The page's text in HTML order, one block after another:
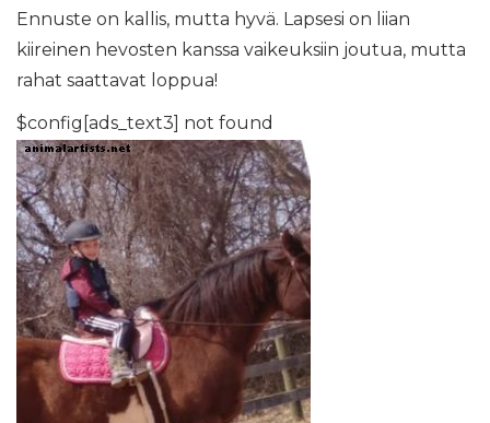
Ennuste on kallis, mutta hyvä. Lapsesi on liian
kiireinen hevosten kanssa vaikeuksiin joutua, mutta
rahat saattavat loppua!
$config[ads_text3] not found